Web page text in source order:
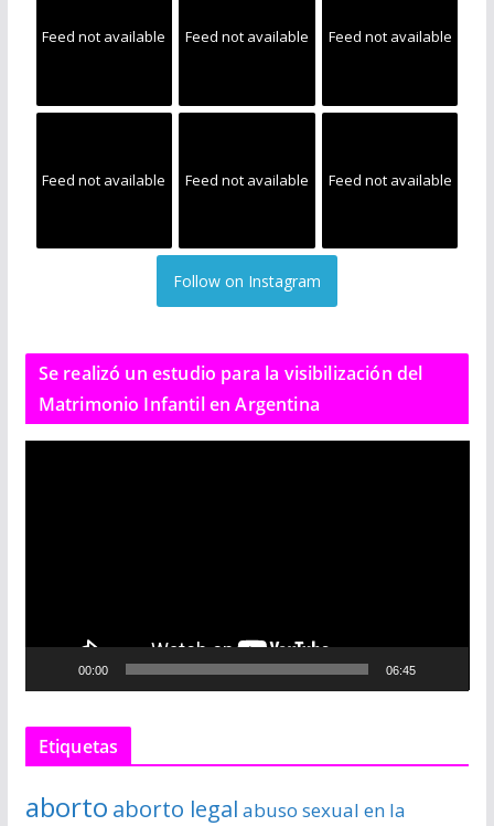
Feed not available Feed not available Feed not available
Feed not available Feed not available Feed not available
Follow on Instagram
Se realizó un estudio para la visibilización del
Matrimonio Infantil en Argentina
c
r
v
00:00 06:45
Etiquetas
aborto aborto legal abuso sexual en la